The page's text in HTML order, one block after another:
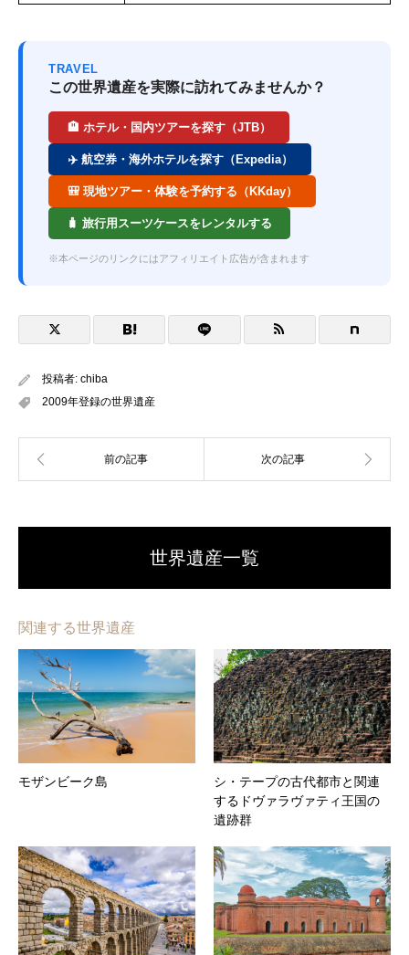
TRAVEL
この世界遺産を実際に訪れてみませんか？
🏨 ホテル・国内ツアーを探す（JTB）
✈️ 航空券・海外ホテルを探す（Expedia）
🎒 現地ツアー・体験を予約する（KKday）
🧳 旅行用スーツケースをレンタルする
※本ページのリンクにはアフィリエイト広告が含まれます
投稿者: chiba
2009年登録の世界遺産
世界遺産一覧
関連する世界遺産
モザンビーク島
シ・テープの古代都市と関連
するドヴァラヴァティ王国の
遺跡群